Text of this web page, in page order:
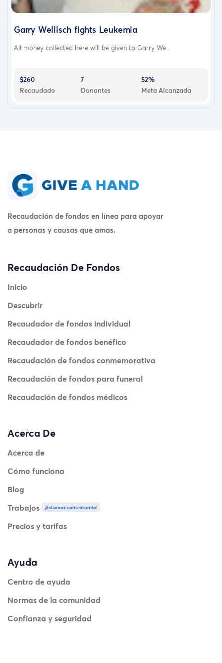
Garry Wellisch fights Leukemia
All money collected here will be given to Garry We...
$260
Recaudado
7
Donantes
52%
Meta Alcanzada
Recaudación de fondos en línea para apoyar
a personas y causas que amas.
Recaudación De Fondos
Inicio
Descubrir
Recaudador de fondos individual
Recaudador de fondos benéfico
Recaudación de fondos conmemorativa
Recaudación de fondos para funeral
Recaudación de fondos médicos
Acerca De
Acerca de
Cómo funciona
Blog
Trabajos
¡Estamos contratando!
Precios y tarifas
Ayuda
Centro de ayuda
Normas de la comunidad
Confianza y seguridad